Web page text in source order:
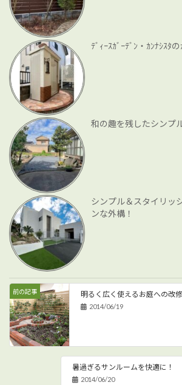
ﾃﾞｨｰｽｶﾞｰﾃﾞﾝ・ｶﾝﾅｼｽﾀ
和の趣を残したシンプ
シンプル＆スタイリッ
ンな外構！
前の記事 明るく広く使えるお庭への改
2014/06/19
暑過ぎるサンルームを快適に！
2014/06/20